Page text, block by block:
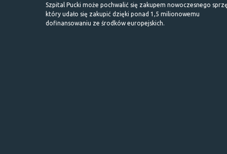
Szpital Pucki może pochwalić się zakupem nowoczesnego
który udało się zakupić dzięki ponad 1,5 milionowemu
dofinansowaniu ze środków europejskich.